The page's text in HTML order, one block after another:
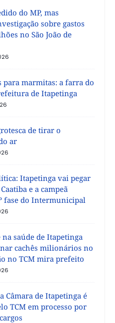
do MP, mas
sobre gastos
no São João de
para marmitas: a farra do
de Itapetinga
de tirar o
ar
Itapetinga vai pegar
e a campeã
fase do Intermunicipal
saúde de Itapetinga
cachês milionários no
no TCM mira prefeito
Câmara de Itapetinga é
TCM em processo por